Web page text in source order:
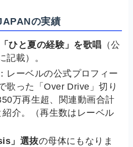
の実績
ひと夏の経験」を歌唱 （公
記載）。
：レーベルの公式プロフィー
歌った「Over Drive」切り
万再生超、関連動画合計
紹介。（再生数はレーベル
」選抜の母体にもなりま